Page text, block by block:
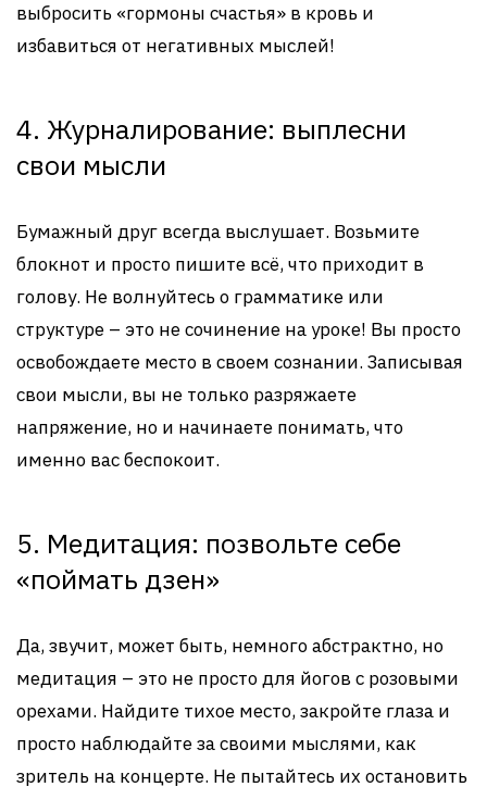
выбросить «гормоны счастья» в кровь и
избавиться от негативных мыслей!
4. Журналирование: выплесни
свои мысли
Бумажный друг всегда выслушает. Возьмите
блокнот и просто пишите всё, что приходит в
голову. Не волнуйтесь о грамматике или
структуре – это не сочинение на уроке! Вы просто
освобождаете место в своем сознании. Записывая
свои мысли, вы не только разряжаете
напряжение, но и начинаете понимать, что
именно вас беспокоит.
5. Медитация: позвольте себе
«поймать дзен»
Да, звучит, может быть, немного абстрактно, но
медитация – это не просто для йогов с розовыми
орехами. Найдите тихое место, закройте глаза и
просто наблюдайте за своими мыслями, как
зритель на концерте. Не пытайтесь их остановить